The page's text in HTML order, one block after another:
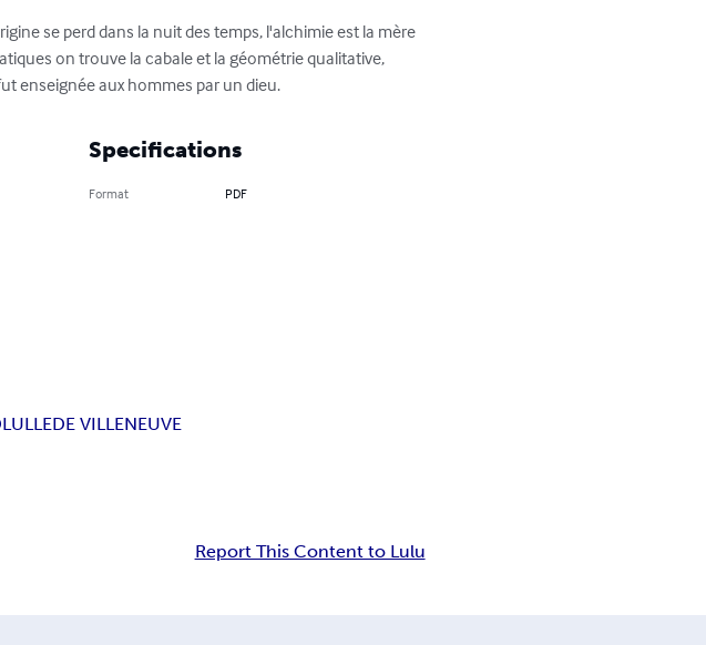
se perd dans la nuit des temps, l'alchimie est la mère
on trouve la cabale et la géométrie qualitative,
enseignée aux hommes par un dieu.
Specifications
Format PDF
LULLEDE VILLENEUVE
Report This Content to Lulu